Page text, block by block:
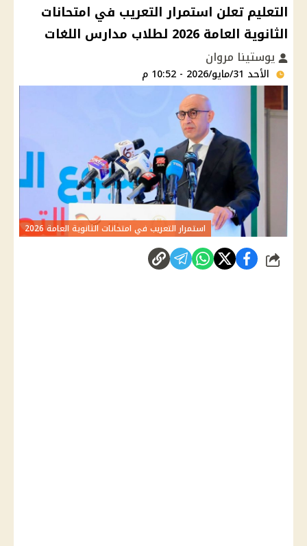
التعليم تعلن استمرار التعريب في امتحانات
الثانوية العامة 2026 لطلاب مدارس اللغات
يوستينا مروان
الأحد 31/مايو/2026 - 10:52 م
استمرار التعريب في امتحانات الثانوية العامة 2026
شارك